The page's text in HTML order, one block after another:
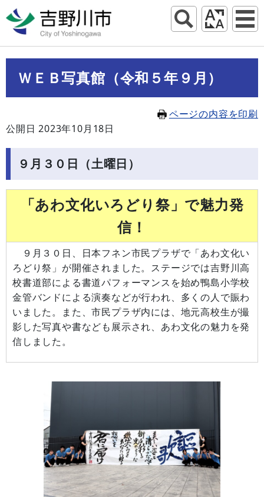
ＷＥＢ写真館（令和５年９月）
ページの内容を印刷
公開日 2023年10月18日
９月３０日（土曜日）
「あわ文化いろどり祭」で魅力発
信！
９月３０日、日本フネン市民プラザで「あわ文化い
ろどり祭」が開催されました。ステージでは吉野川高
校書道部による書道パフォーマンスを始め鴨島小学校
金管バンドによる演奏などが行われ、多くの人で賑わ
いました。また、市民プラザ内には、地元高校生が撮
影した写真や書なども展示され、あわ文化の魅力を発
信しました。